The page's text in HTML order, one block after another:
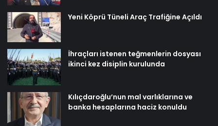
Yeni Köprü Tüneli Araç Trafiğine Açıldı
İhraçları istenen teğmenlerin dosyası
ikinci kez disiplin kurulunda
Kılıçdaroğlu’nun mal varlıklarına ve
banka hesaplarına haciz konuldu